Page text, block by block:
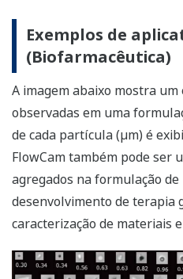
Exemplos de
(Biofarmacêutica)
A imagem abaixo mostra
observadas em uma
de cada partícula (µm) é
FlowCam também pode ser
agregados na formulação
desenvolvimento de terapia
caracterização de materiais